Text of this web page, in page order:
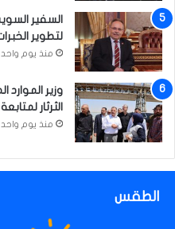
ل
ج
م
ي
ع
ا
ل
د
و
ل
السفير
لتطوير
منذ يوم واحد
وزير الموارد
الثرثار
منذ يوم واحد
الطقس